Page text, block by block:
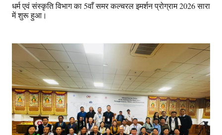
धर्म एवं संस्कृति विभाग का 5वाँ समर कल्चरल इमर्शन प्रोग्राम 2026 सारा
में शुरू हुआ।